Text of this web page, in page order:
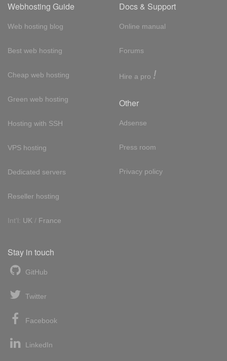
Webhosting Guide
Web hosting blog
Best web hosting
Cheap web hosting
Green web hosting
Hosting with SSH
VPS hosting
Dedicated servers
Reseller hosting
Int'l: UK / France
Docs & Support
Online manual
Forums
Hire a pro !
Other
Adsense
Press room
Privacy policy
Stay in touch
GitHub
Twitter
Facebook
LinkedIn